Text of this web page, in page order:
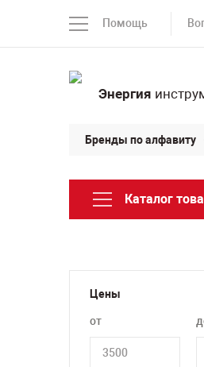
Помощь
Энергия
Бренды по алфавиту
Каталог
Цены
от